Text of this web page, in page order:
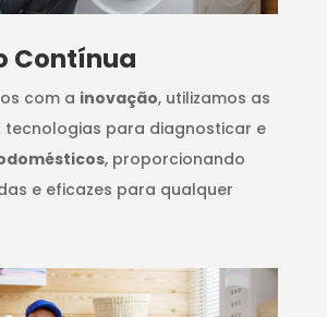
Contínua
com a inovação, utilizamos as
tecnologias para diagnosticar e
, proporcionando
e eficazes para qualquer